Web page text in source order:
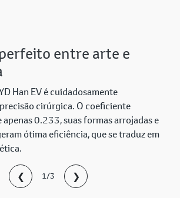
entre arte e
Han EV é cuidadosamente
cirúrgica. O coeficiente
0.233, suas formas arrojadas e
ótima eficiência, que se traduz em
❮ 1/3 ❯